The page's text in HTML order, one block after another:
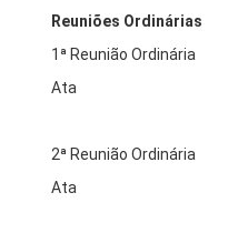
Reuniões Ordinárias
1ª Reunião Ordinária
Ata
2ª Reunião Ordinária
Ata